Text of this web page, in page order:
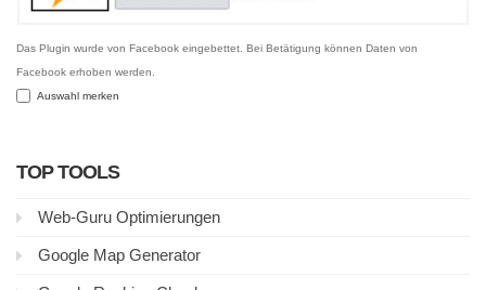
Das Plugin wurde von Facebook eingebettet. Bei Betätigung können Daten von
Facebook erhoben werden.
Auswahl merken
TOP TOOLS
Web-Guru Optimierungen
Google Map Generator